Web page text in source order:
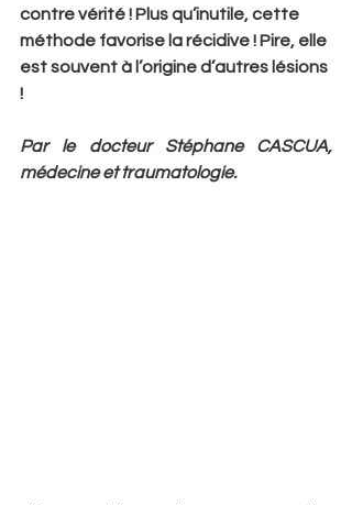
contre vérité ! Plus qu’inutile, cette
méthode favorise la récidive ! Pire, elle
est souvent à l’origine d’autres lésions
!
Par le docteur Stéphane CASCUA,
médecine et traumatologie.